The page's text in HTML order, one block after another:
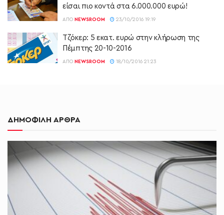
είσαι πιο κοντά στα 6.000.000 ευρώ!
ΑΠΌ NEWSROOM 23/10/2016 19:19
Τζόκερ: 5 εκατ. ευρώ στην κλήρωση της
Πέμπτης 20-10-2016
ΑΠΌ NEWSROOM 18/10/2016 21:23
ΔΗΜΟΦΙΛΗ ΑΡΘΡΑ